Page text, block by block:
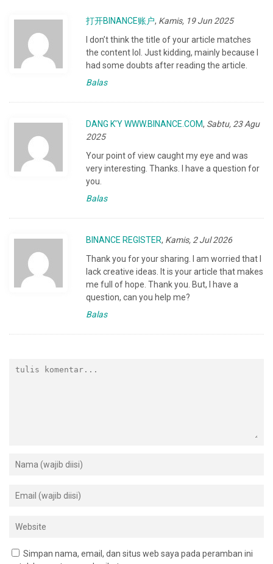
打开BINANCE账户, Kamis, 19 Jun 2025
I don’t think the title of your article matches
the content lol. Just kidding, mainly because I
had some doubts after reading the article.
Balas
DANG K'Y WWW.BINANCE.COM, Sabtu, 23 Agu
2025
Your point of view caught my eye and was
very interesting. Thanks. I have a question for
you.
Balas
BINANCE REGISTER, Kamis, 2 Jul 2026
Thank you for your sharing. I am worried that I
lack creative ideas. It is your article that makes
me full of hope. Thank you. But, I have a
question, can you help me?
Balas
Simpan nama, email, dan situs web saya pada peramban ini